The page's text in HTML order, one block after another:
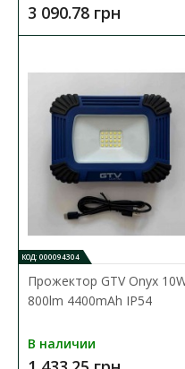
Прожектор APRO 15
Доступность: В наличии
Прожектор APRO 15Вт с
обеспечивает яркое
3 090.78 грн
3 090.78 грн
КОД: 000094304
Прожектор GTV Onyx
800lm 4400mAh IP54
В наличии